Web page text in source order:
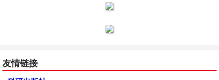
友情链接